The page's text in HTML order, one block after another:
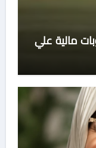
مالية علي